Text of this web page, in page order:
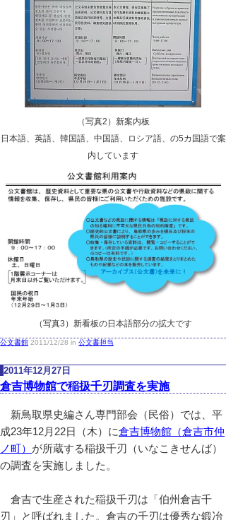
（写真2）新案内板
日本語、英語、韓国語、中国語、ロシア語、の5カ国語で案
内しています
（写真3）新看板の日本語部分の拡大です
公文書館 2011/12/28 in 公文書担当
2011年12月27日
倉吉博物館で稲扱千刃調査を実施
新鳥取県史編さん専門部会（民俗）では、平
成23年12月22日（木）に倉吉博物館（倉吉市仲
ノ町） が所蔵する稲扱千刃（いなこきせんば）
の調査を実施しました。
倉吉で生産された稲扱千刃は「伯州倉吉千
刃」と呼ばれました。倉吉の千刃は優秀な鍛冶